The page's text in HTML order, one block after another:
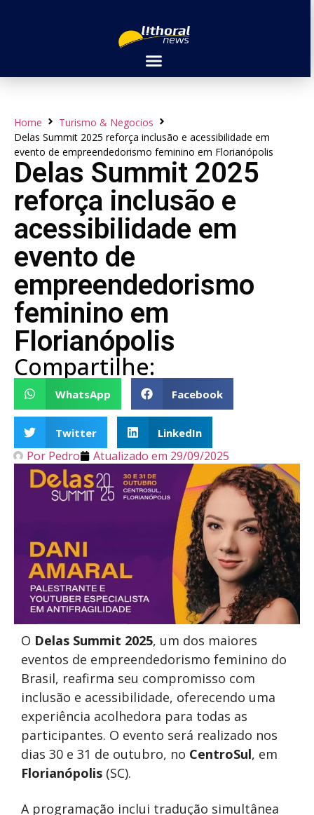
Home
Turismo & Negocios
Delas Summit 2025 reforça inclusão e acessibilidade em
evento de empreendedorismo feminino em Florianópolis
Delas Summit 2025
reforça inclusão e
acessibilidade em
evento de
empreendedorismo
feminino em
Florianópolis
Compartilhe:
WhatsApp Facebook
Twitter LinkedIn
Por Pedro Atualizado em 29/09/2025
O Delas Summit 2025, um dos maiores
eventos de empreendedorismo feminino do
Brasil, reafirma seu compromisso com
inclusão e acessibilidade, oferecendo uma
experiência acolhedora para todas as
participantes. O evento será realizado nos
dias 30 e 31 de outubro, no CentroSul, em
Florianópolis (SC).
A programação inclui tradução simultânea